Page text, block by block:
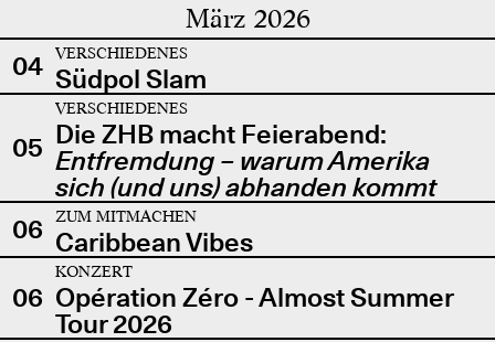
März 2026
04 VERSCHIEDENES
Südpol Slam
05
VERSCHIEDENES
Die ZHB macht Feierabend:
Entfremdung – warum Amerika
sich (und uns) abhanden kommt
06
ZUM MITMACHEN
Caribbean Vibes
06
KONZERT
Opération Zéro - Almost Summer
Tour 2026